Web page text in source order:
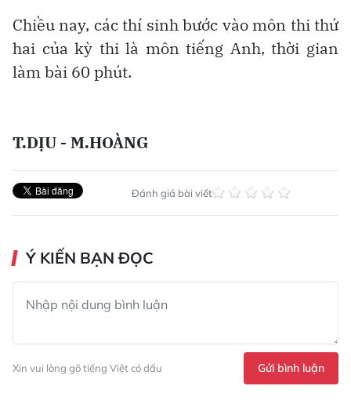
Chiều nay, các thí sinh bước vào môn thi thứ
hai của kỳ thi là môn tiếng Anh, thời gian
làm bài 60 phút.
T.DỊU - M.HOÀNG
Đánh giá bài viết
Ý KIẾN BẠN ĐỌC
Xin vui lòng gõ tiếng Việt có dấu Gửi bình luận